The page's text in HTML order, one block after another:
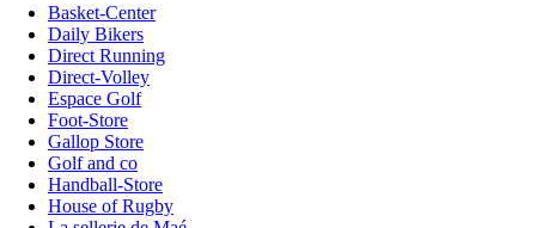
Basket-Center
Daily Bikers
Direct Running
Direct-Volley
Espace Golf
Foot-Store
Gallop Store
Golf and co
Handball-Store
House of Rugby